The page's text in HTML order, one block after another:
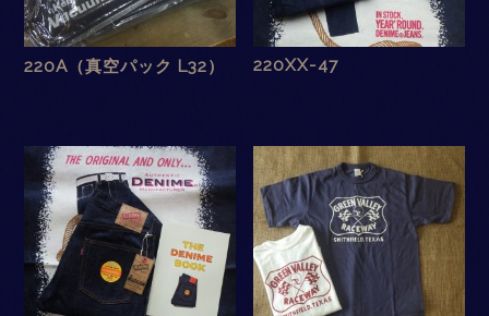
220A（真空パック L32） 220XX-47